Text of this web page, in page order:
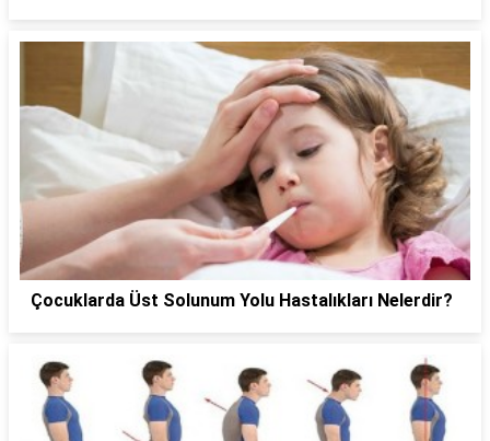
Çocuklarda Üst Solunum Yolu Hastalıkları Nelerdir?